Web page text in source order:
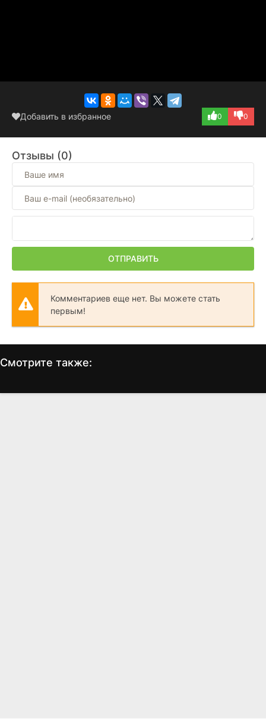
Добавить в избранное 0 0
Отзывы (0)
ОТПРАВИТЬ
Комментариев еще нет. Вы можете стать
первым!
Смотрите также:
Еще одна пятница Следующая пятница